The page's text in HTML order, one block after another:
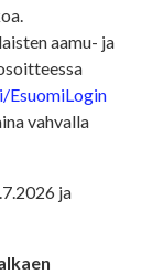
aamu- ja
EsuomiLogin
vahvalla
ja